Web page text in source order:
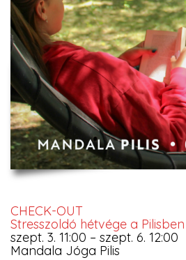
CHECK-OUT
Stresszoldó hétvége a Pilisben
szept. 3. 11:00 – szept. 6. 12:00
Mandala Jóga Pilis